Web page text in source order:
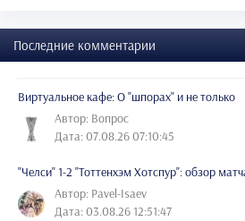
Последние комментарии
Виртуальное кафе: О "шпорах" и не только
Автор: Вопрос
Дата: 07.08.26 07:10:45
"Челси" 1-2 "Тоттенхэм Хотспур": обзор
Автор: Pavel-Isaev
Дата: 03.08.26 12:51:47